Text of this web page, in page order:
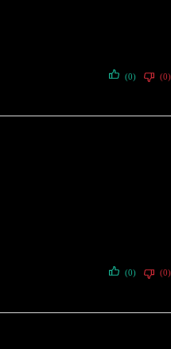
(0) (0)
(0) (0)